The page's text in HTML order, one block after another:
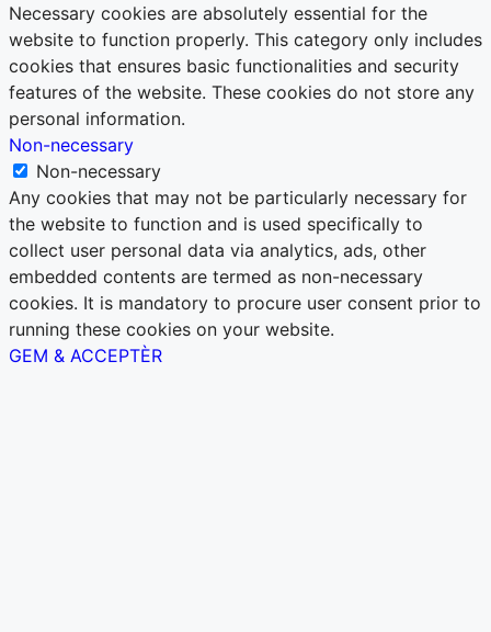
Necessary cookies are absolutely essential for the
website to function properly. This category only includes
cookies that ensures basic functionalities and security
features of the website. These cookies do not store any
personal information.
Non-necessary
Non-necessary
Any cookies that may not be particularly necessary for
the website to function and is used specifically to
collect user personal data via analytics, ads, other
embedded contents are termed as non-necessary
cookies. It is mandatory to procure user consent prior to
running these cookies on your website.
GEM & ACCEPTÈR